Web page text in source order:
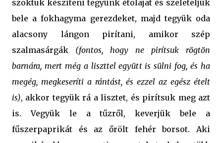
szoktuk készíteni tegyünk étolajat és szeleteljük
bele a fokhagyma gerezdeket, majd tegyük oda
alacsony lángon pirítani, amikor szép
szalmasárgák (fontos, hogy ne pirítsuk rögtön
barnára, mert még a liszttel együtt is sülni fog, és ha
megég, megkeseríti a rántást, és ezzel az egész ételt
is), akkor tegyük rá a lisztet, és pirítsuk meg azt
is. Vegyük le a tűzről, keverjük bele a
fűszerpaprikát és az őrölt fehér borsot. Aki